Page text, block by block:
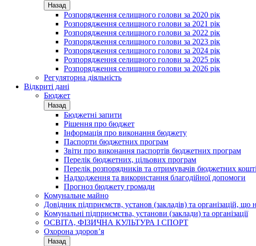
Назад
Розпорядження селищного голови за 2020 рік
Розпорядження селищного голови за 2021 рік
Розпорядження селищного голови за 2022 рік
Розпорядження селищного голови за 2023 рік
Розпорядження селищного голови за 2024 рік
Розпорядження селищного голови за 2025 рік
Розпорядження селищного голови за 2026 рік
Регуляторна діяльність
Відкриті дані
Бюджет
Назад
Бюджетні запити
Рішення про бюджет
Інформація про виконання бюджету
Паспорти бюджетних програм
Звіти про виконання паспортів бюджетних програм
Перелік бюджетних, цільових програм
Перелік розпорядників та отримувачів бюджетних
Надходження та використання благодійної допомоги
Прогноз бюджету громади
Комунальне майно
Довідник підприємств, установ (закладів) та організацій,
Комунальні підприємства, установи (заклади) та організації
ОСВІТА, ФІЗИЧНА КУЛЬТУРА І СПОРТ
Охорона здоров’я
Назад